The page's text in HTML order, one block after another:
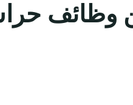
وظائف